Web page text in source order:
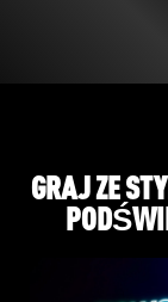
GRAJ ZE